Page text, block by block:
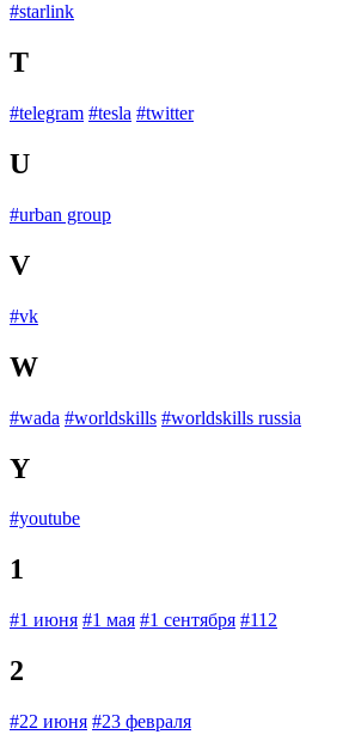
#starlink
T
#telegram #tesla #twitter
U
#urban group
V
#vk
W
#wada #worldskills #worldskills russia
Y
#youtube
1
#1 июня #1 мая #1 сентября #112
2
#22 июня #23 февраля